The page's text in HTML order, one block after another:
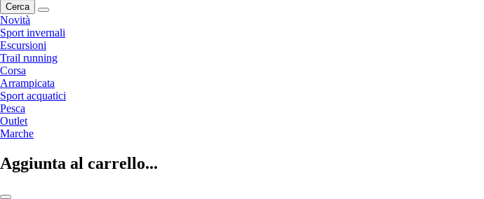
Cerca
Novità
Sport invernali
Escursioni
Trail running
Corsa
Arrampicata
Sport acquatici
Pesca
Outlet
Marche
Aggiunta al carrello...